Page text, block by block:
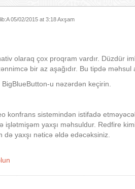
05/02/2015 at 3:18 Axşam
olaraq çox proqram vardır. Düzdür
bir az aşağıdır. Bu tipdə məhsul
u nəzərdən keçirin.
konfrans sistemindən istifadə
işlətmişəm yaxşı məhsuldur. Redfire
yaxşı nəticə əldə edəcəksiniz.